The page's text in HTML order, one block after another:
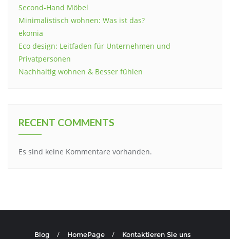
Second-Hand Möbel
Minimalistisch wohnen: Was ist das?
ekomia
Eco design: Leitfaden für Unternehmen und
Privatpersonen
Nachhaltig wohnen & Besser fühlen
RECENT COMMENTS
Es sind keine Kommentare vorhanden.
Blog HomePage Kontaktieren Sie uns